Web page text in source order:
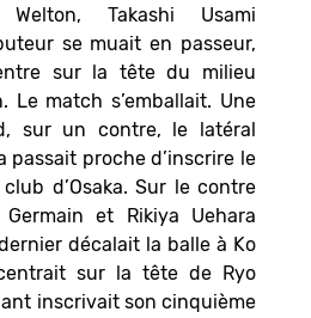
Takashi Usami
se muait en passeur,
sur la tête du milieu
Le match s’emballait. Une
sur un contre, le latéral
passait proche d’inscrire le
d’Osaka. Sur le contre
et Rikiya Uehara
décalait la balle à Ko
sur la tête de Ryo
inscrivait son cinquième